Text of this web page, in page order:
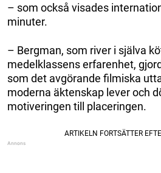
– som också visades
minuter.
– Bergman, som river i själva
medelklassens erfarenhet,
som det avgörande filmiska
moderna äktenskap lever och
motiveringen till placeringen.